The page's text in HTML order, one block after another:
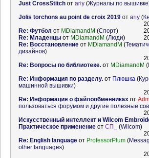
Just CrossStitchот ariy(Журналы по вышивке
Jolis torchons au point de croix 2019от ariy(
Re: Футбол от MDiamandM (Спорт)
Re: Младенцыот MDiamandM (Люди)
Re: Восстановлениеот MDiamandM (
дизайнов)
Re: Вопросы по библиотеке.от MDiamandM (
Re: Информация по разделу.от Плюшка (
машинной вышивки)
Re: Информация о файлообменникахот
пользоваться форумом и другие полезные
Искусственный интеллект и Wilcom
Практическое применениеот СП_ (Wilcom)
Re: English languageот ProfessorPlum(
other languages)